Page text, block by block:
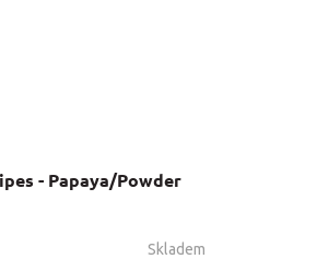
- Papaya/Powder
Skladem